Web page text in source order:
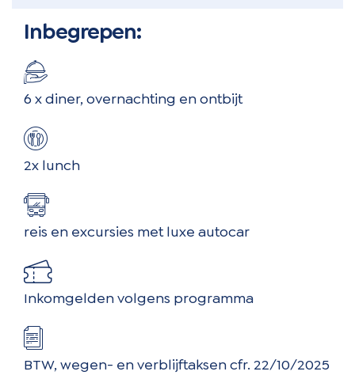
Inbegrepen:
6 x diner, overnachting en ontbijt
2x lunch
reis en excursies met luxe autocar
Inkomgelden volgens programma
BTW, wegen- en verblijftaksen cfr. 22/10/2025